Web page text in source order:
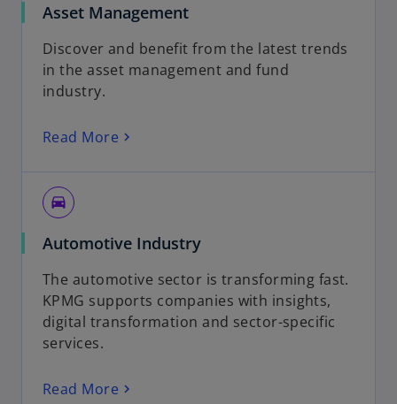
Asset Management
Discover and benefit from the latest trends
in the asset management and fund
industry.
Read More
drive_eta
Automotive Industry
The automotive sector is transforming fast.
KPMG supports companies with insights,
digital transformation and sector-specific
services.
Read More